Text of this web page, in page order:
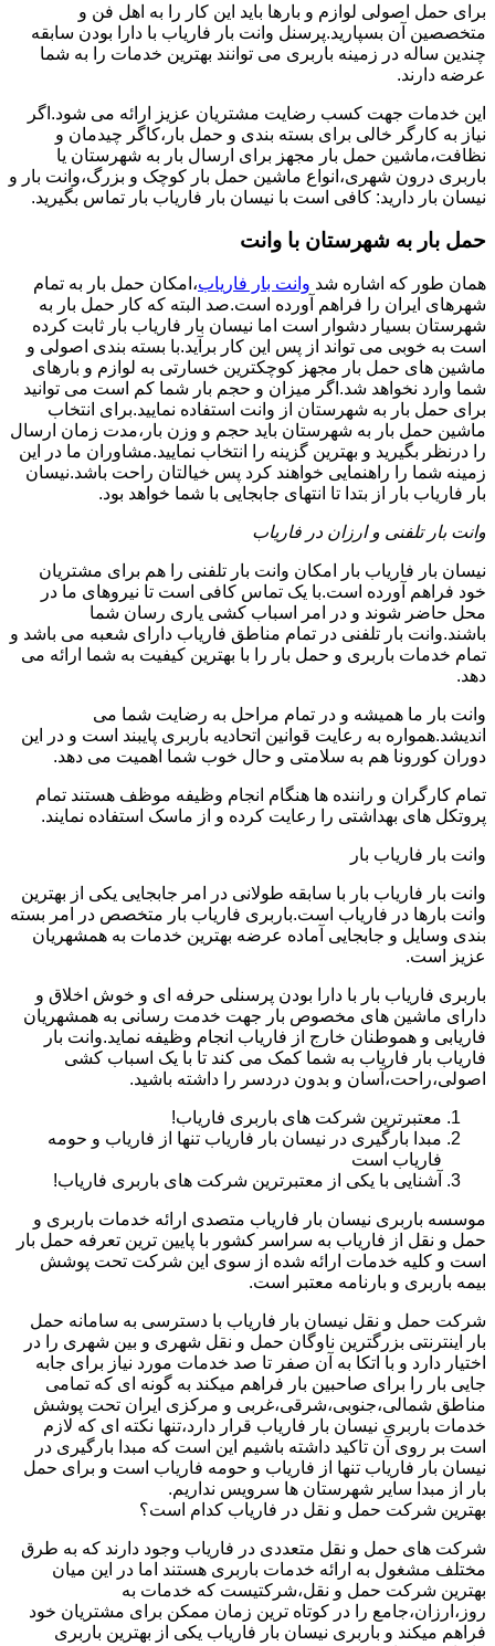
برای حمل اصولی لوازم و بارها باید این کار را به اهل فن و
متخصصین آن بسپارید.پرسنل وانت بار فاریاب با دارا بودن سابقه
چندین ساله در زمینه باربری می توانند بهترین خدمات را به شما
عرضه دارند.
این خدمات جهت کسب رضایت مشتریان عزیز ارائه می شود.اگر
نیاز به کارگر خالی برای بسته بندی و حمل بار،کاگر چیدمان و
نظافت،ماشین حمل بار مجهز برای ارسال بار به شهرستان یا
باربری درون شهری،انواع ماشین حمل بار کوچک و بزرگ،وانت بار و
نیسان بار دارید: کافی است با نیسان بار فاریاب بار تماس بگیرید.
حمل بار به شهرستان با وانت
همان طور که اشاره شد وانت بار فاریاب،امکان حمل بار به تمام
شهرهای ایران را فراهم آورده است.صد البته که کار حمل بار به
شهرستان بسیار دشوار است اما نیسان بار فاریاب بار ثابت کرده
است به خوبی می تواند از پس این کار برآید.با بسته بندی اصولی و
ماشین های حمل بار مجهز کوچکترین خسارتی به لوازم و بارهای
شما وارد نخواهد شد.اگر میزان و حجم بار شما کم است می توانید
برای حمل بار به شهرستان از وانت استفاده نمایید.برای انتخاب
ماشین حمل بار به شهرستان باید حجم و وزن بار،مدت زمان ارسال
را درنظر بگیرید و بهترین گزینه را انتخاب نمایید.مشاوران ما در این
زمینه شما را راهنمایی خواهند کرد پس خیالتان راحت باشد.نیسان
بار فاریاب بار از بتدا تا انتهای جابجایی با شما خواهد بود.
وانت بار تلفنی و ارزان در فاریاب
نیسان بار فاریاب بار امکان وانت بار تلفنی را هم برای مشتریان
خود فراهم آورده است.با یک تماس کافی است تا نیروهای ما در
محل حاضر شوند و در امر اسباب کشی یاری رسان شما
باشند.وانت بار تلفنی در تمام مناطق فاریاب دارای شعبه می باشد و
تمام خدمات باربری و حمل بار را با بهترین کیفیت به شما ارائه می
دهد.
وانت بار ما همیشه و در تمام مراحل به رضایت شما می
اندیشد.همواره به رعایت قوانین اتحادیه باربری پایبند است و در این
دوران کورونا هم به سلامتی و حال خوب شما اهمیت می دهد.
تمام کارگران و راننده ها هنگام انجام وظیفه موظف هستند تمام
پروتکل های بهداشتی را رعایت کرده و از ماسک استفاده نمایند.
وانت بار فاریاب بار
وانت بار فاریاب بار با سابقه طولانی در امر جابجایی یکی از بهترین
وانت بارها در فاریاب است.باربری فاریاب بار متخصص در امر بسته
بندی وسایل و جابجایی آماده عرضه بهترین خدمات به همشهریان
عزیز است.
باربری فاریاب بار با دارا بودن پرسنلی حرفه ای و خوش اخلاق و
دارای ماشین های مخصوص بار جهت خدمت رسانی به همشهریان
فاریابی و هموطنان خارج از فاریاب انجام وظیفه نماید.وانت بار
فاریاب بار فاریاب به شما کمک می کند تا با یک اسباب کشی
اصولی،راحت،آسان و بدون دردسر را داشته باشید.
معتبرترین شرکت های باربری فاریاب!
مبدا بارگیری در نیسان بار فاریاب تنها از فاریاب و حومه
فاریاب است
آشنایی با یکی از معتبرترین شرکت های باربری فاریاب!
موسسه باربری نیسان بار فاریاب متصدی ارائه خدمات باربری و
حمل و نقل از فاریاب به سراسر کشور با پایین ترین تعرفه حمل بار
است و کلیه خدمات ارائه شده از سوی این شرکت تحت پوشش
بیمه باربری و بارنامه معتبر است.
شرکت حمل و نقل نیسان بار فاریاب با دسترسی به سامانه حمل
بار اینترنتی بزرگترین ناوگان حمل و نقل شهری و بین شهری را در
اختیار دارد و با اتکا به آن صفر تا صد خدمات مورد نیاز برای جابه
جایی بار را برای صاحبین بار فراهم میکند به گونه ای که تمامی
مناطق شمالی،جنوبی،شرقی،غربی و مرکزی ایران تحت پوشش
خدمات باربری نیسان بار فاریاب قرار دارد،تنها نکته ای که لازم
است بر روی آن تاکید داشته باشیم این است که مبدا بارگیری در
نیسان بار فاریاب تنها از فاریاب و حومه فاریاب است و برای حمل
بار از مبدا سایر شهرستان ها سرویس نداریم.
بهترین شرکت حمل و نقل در فاریاب کدام است؟
شرکت های حمل و نقل متعددی در فاریاب وجود دارند که به طرق
مختلف مشغول به ارائه خدمات باربری هستند اما در این میان
بهترین شرکت حمل و نقل،شرکتیست که خدمات به
روز،ارزان،جامع را در کوتاه ترین زمان ممکن برای مشتریان خود
فراهم میکند و باربری نیسان بار فاریاب یکی از بهترین باربری